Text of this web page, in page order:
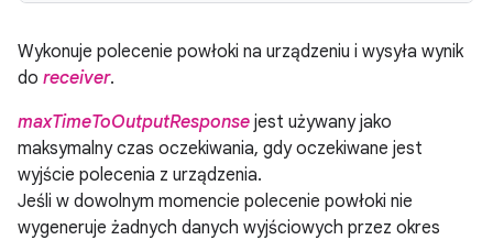
Wykonuje polecenie powłoki na urządzeniu i wysyła wynik
do receiver.
maxTimeToOutputResponse jest używany jako
maksymalny czas oczekiwania, gdy oczekiwane jest
wyjście polecenia z urządzenia.
Jeśli w dowolnym momencie polecenie powłoki nie
wygeneruje żadnych danych wyjściowych przez okres